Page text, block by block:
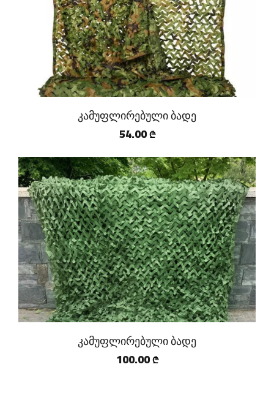
კამუფლირებული ბადე
54.00 ₾
კამუფლირებული ბადე
100.00 ₾